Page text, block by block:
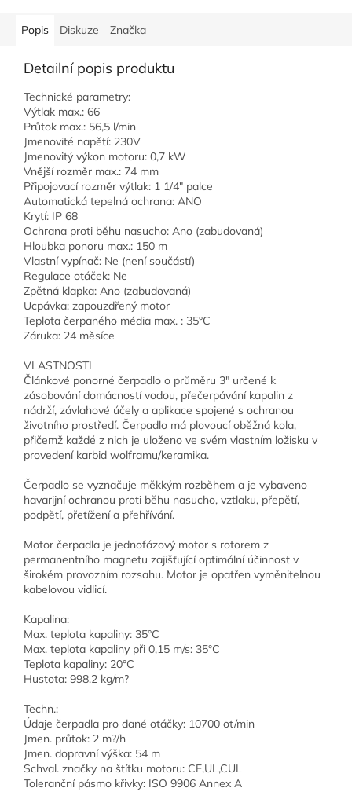
Popis Diskuze Značka
Detailní popis produktu
Technické parametry:
Výtlak max.: 66
Průtok max.: 56,5 l/min
Jmenovité napětí: 230V
Jmenovitý výkon motoru: 0,7 kW
Vnější rozměr max.: 74 mm
Připojovací rozměr výtlak: 1 1/4" palce
Automatická tepelná ochrana: ANO
Krytí: IP 68
Ochrana proti běhu nasucho: Ano (zabudovaná)
Hloubka ponoru max.: 150 m
Vlastní vypínač: Ne (není součástí)
Regulace otáček: Ne
Zpětná klapka: Ano (zabudovaná)
Ucpávka: zapouzdřený motor
Teplota čerpaného média max. : 35°C
Záruka: 24 měsíce
VLASTNOSTI
Článkové ponorné čerpadlo o průměru 3" určené k
zásobování domácností vodou, přečerpávání kapalin z
nádrží, závlahové účely a aplikace spojené s ochranou
životního prostředí. Čerpadlo má plovoucí oběžná kola,
přičemž každé z nich je uloženo ve svém vlastním ložisku v
provedení karbid wolframu/keramika.
Čerpadlo se vyznačuje měkkým rozběhem a je vybaveno
havarijní ochranou proti běhu nasucho, vztlaku, přepětí,
podpětí, přetížení a přehřívání.
Motor čerpadla je jednofázový motor s rotorem z
permanentního magnetu zajišťující optimální účinnost v
širokém provozním rozsahu. Motor je opatřen vyměnitelnou
kabelovou vidlicí.
Kapalina:
Max. teplota kapaliny: 35°C
Max. teplota kapaliny při 0,15 m/s: 35°C
Teplota kapaliny: 20°C
Hustota: 998.2 kg/m?
Techn.:
Údaje čerpadla pro dané otáčky: 10700 ot/min
Jmen. průtok: 2 m?/h
Jmen. dopravní výška: 54 m
Schval. značky na štítku motoru: CE,UL,CUL
Toleranční pásmo křivky: ISO 9906 Annex A